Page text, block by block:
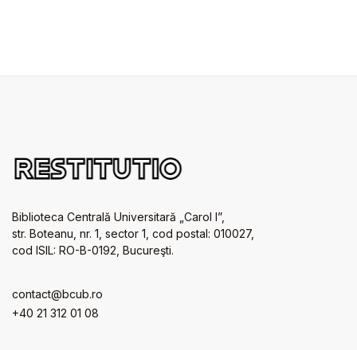
Biblioteca Centrală Universitară „Carol I”,
str. Boteanu, nr. 1, sector 1, cod postal: 010027,
cod ISIL: RO-B-0192, Bucureşti.
contact@bcub.ro
+40 21 312 01 08